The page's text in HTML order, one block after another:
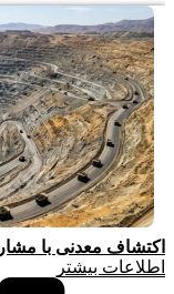
اکتشاف معدنی با
اطلاعات بیشتر